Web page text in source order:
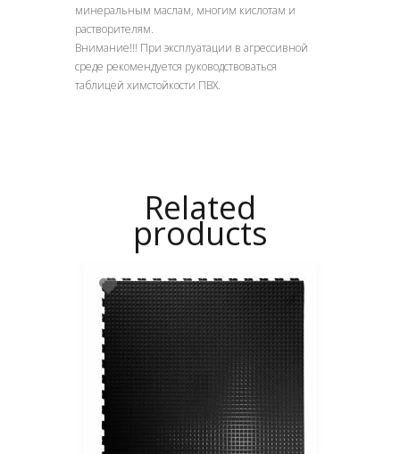
минеральным маслам, многим кислотам и
растворителям.
Внимание!!! При эксплуатации в агрессивной
среде рекомендуется руководствоваться
таблицей химстойкости ПВХ.
Related
products